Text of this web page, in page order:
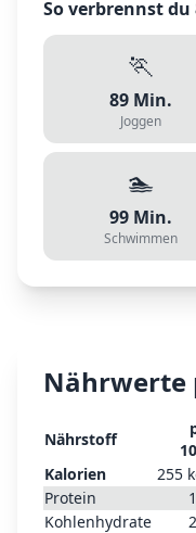
So verbrennst du
🏃
89 Min.
Joggen
🏊
99 Min.
Schwimmen
Nährwerte
Nährstoff
Kalorien
255
Protein
Kohlenhydrate